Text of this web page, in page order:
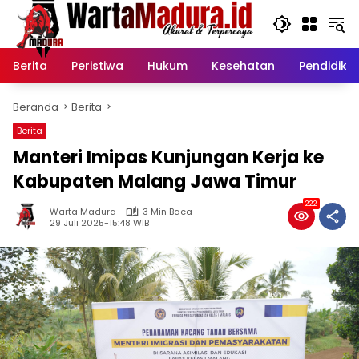
Langsung
konten
Berita
Peristiwa Hukum Kesehatan
Beranda Berita
Berita
Manteri Imipas Kunjungan Kerja ke
Kabupaten Malang Jawa Timur
Warta Madura
3 Min Baca
29 Juli 2025-15:48 WIB
222